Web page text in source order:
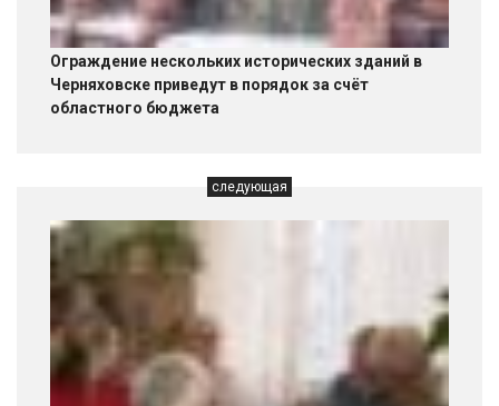
Ограждение нескольких исторических зданий в
Черняховске приведут в порядок за счёт
областного бюджета
следующая